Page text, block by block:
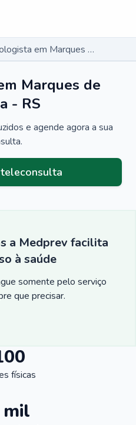
Angiologista em Marques de Souza - RS
Marques de
- RS
e agende agora a sua
a Medprev facilita
à saúde
somente pelo serviço
que precisar.
físicas
mil